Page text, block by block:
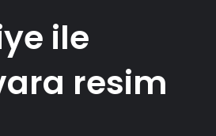
ile
resim